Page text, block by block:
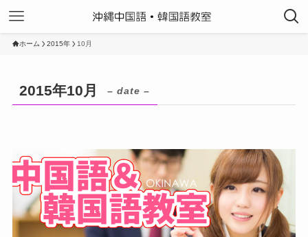
ホーム 2015年 10月
2015年10月 – date –